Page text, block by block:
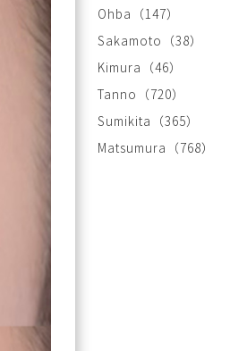
Ohba （147）
Sakamoto （38）
Kimura （46）
Tanno （720）
Sumikita （365）
Matsumura （768）